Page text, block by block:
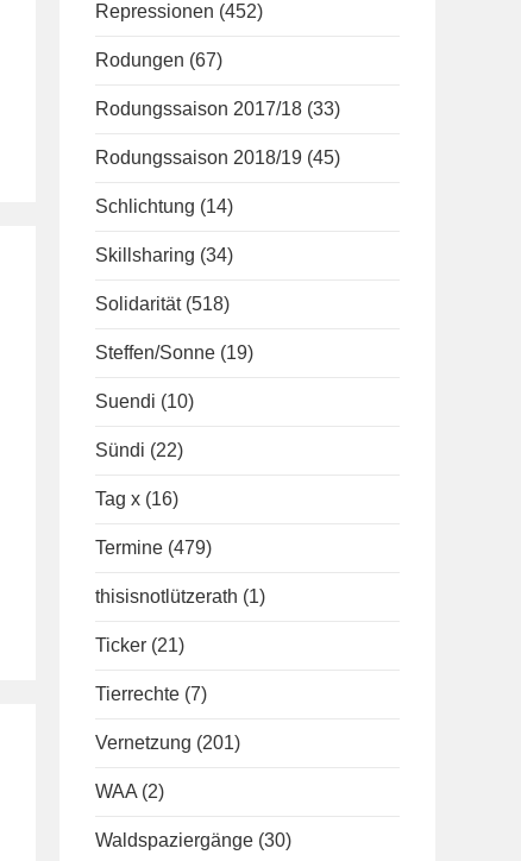
Repressionen (452)
Rodungen (67)
Rodungssaison 2017/18 (33)
Rodungssaison 2018/19 (45)
Schlichtung (14)
Skillsharing (34)
Solidarität (518)
Steffen/Sonne (19)
Suendi (10)
Sündi (22)
Tag x (16)
Termine (479)
thisisnotlützerath (1)
Ticker (21)
Tierrechte (7)
Vernetzung (201)
WAA (2)
Waldspaziergänge (30)